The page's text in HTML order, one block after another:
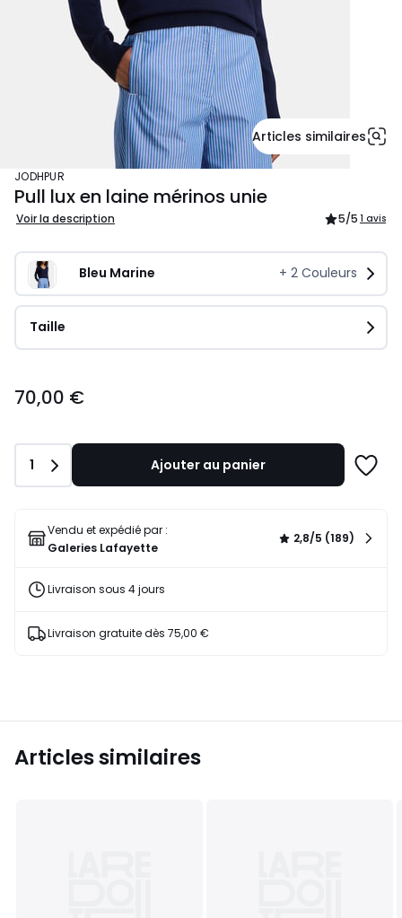
Articles similaires
JODHPUR
Pull lux en laine mérinos unie
Voir la description 5/5 1 avis
Bleu Marine + 2 Couleurs
Taille
€.
70,00 €
Quantité
1 Ajouter au panier
Vendu et expédié par :
Galeries Lafayette
2,8/5 (189)
Livraison sous 4 jours
Livraison gratuite dès 75,00 €
Articles similaires